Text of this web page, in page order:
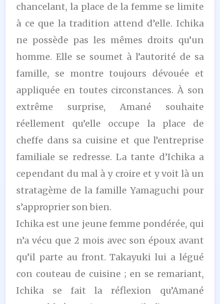
chancelant, la place de la femme se limite
à ce que la tradition attend d’elle. Ichika
ne possède pas les mêmes droits qu’un
homme. Elle se soumet à l’autorité de sa
famille, se montre toujours dévouée et
appliquée en toutes circonstances. À son
extrême surprise, Amané souhaite
réellement qu’elle occupe la place de
cheffe dans sa cuisine et que l’entreprise
familiale se redresse. La tante d’Ichika a
cependant du mal à y croire et y voit là un
stratagème de la famille Yamaguchi pour
s’approprier son bien.
Ichika est une jeune femme pondérée, qui
n’a vécu que 2 mois avec son époux avant
qu’il parte au front. Takayuki lui a légué
con couteau de cuisine ; en se remariant,
Ichika se fait la réflexion qu’Amané